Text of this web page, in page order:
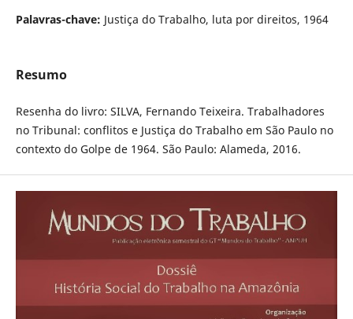
Palavras-chave: Justiça do Trabalho, luta por direitos, 1964
Resumo
Resenha do livro: SILVA, Fernando Teixeira. Trabalhadores
no Tribunal: conflitos e Justiça do Trabalho em São Paulo no
contexto do Golpe de 1964. São Paulo: Alameda, 2016.